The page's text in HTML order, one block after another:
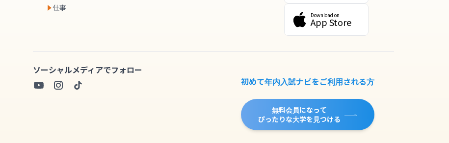
仕事
Download on
App Store
ソーシャルメディアでフォロー
初めて年内入試ナビをご利用される方
無料会員になって
ぴったりな大学を見つける